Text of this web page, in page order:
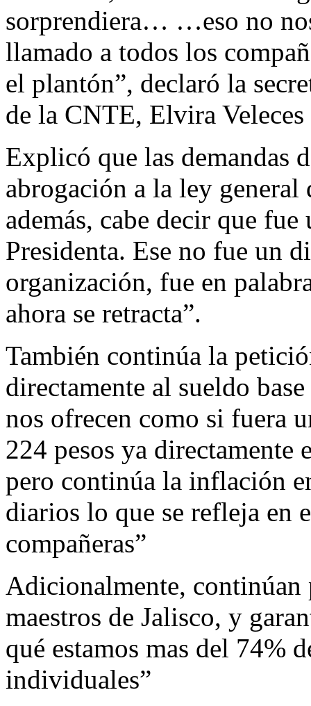
sorprendiera… …eso no
llamado a todos los
el plantón”, declaró la
de la CNTE, Elvira
Explicó que las demandas
abrogación a la ley
además, cabe decir que
Presidenta. Ese no fue un
organización, fue en
ahora se retracta”.
También continúa la
directamente al sueldo
nos ofrecen como si fuera
224 pesos ya directamente
pero continúa la inflación
diarios lo que se refleja en
compañeras”
Adicionalmente,
maestros de Jalisco, y
qué estamos mas del 74%
individuales”